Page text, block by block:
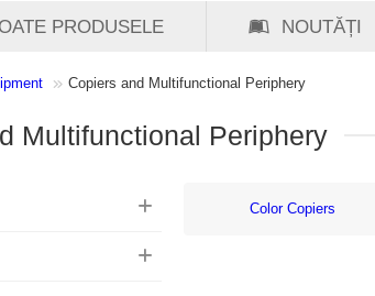
PRODUSELE NOUTĂȚI
Copiers and Multifunctional Periphery
Multifunctional Periphery
Color Copiers